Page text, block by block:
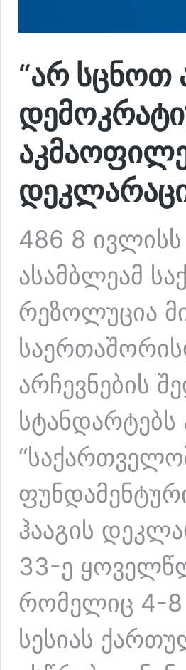
“არ სცნოთ
486 8
ასამბლეამ
რეზოლუცია
არჩევნების
ჰააგის
33-ე
რომელიც 4-8
სესიას